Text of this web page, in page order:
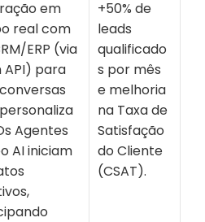
em
real com
ERP (via
API) para
Agentes
AI iniciam
+50% de
leads
qualificado
s por mês
e melhoria
na Taxa de
Satisfação
do Cliente
(CSAT).